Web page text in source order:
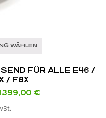
WÄHLEN
FÜR ALLE E46 /
/ F8X
1.399,00 €